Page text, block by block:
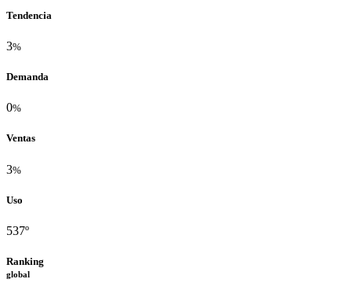
Tendencia
3%
Demanda
0%
Ventas
3%
Uso
537º
Ranking
global